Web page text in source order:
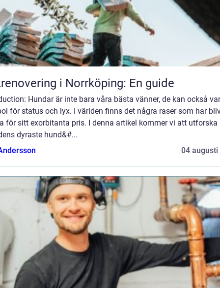
i Norrköping: En guide
Hundar är inte bara våra bästa vänner, de kan också
för status och lyx. I världen finns det några raser som har
för sitt exorbitanta pris. I denna artikel kommer vi att utforska
dyraste hund&#...
04 augusti